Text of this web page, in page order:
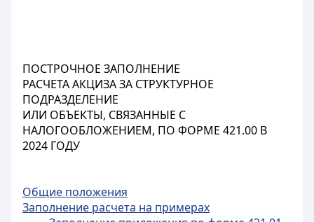
ПОСТРОЧНОЕ ЗАПОЛНЕНИЕ
РАСЧЕТА АКЦИЗА ЗА СТРУКТУРНОЕ
ПОДРАЗДЕЛЕНИЕ
ИЛИ ОБЪЕКТЫ, СВЯЗАННЫЕ С
НАЛОГООБЛОЖЕНИЕМ, ПО ФОРМЕ 421.00 В
2024 ГОДУ
Общие положения
Заполнение расчета на примерах